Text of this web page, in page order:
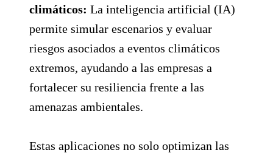
climáticos: La inteligencia artificial (IA)
permite simular escenarios y evaluar
riesgos asociados a eventos climáticos
extremos, ayudando a las empresas a
fortalecer su resiliencia frente a las
amenazas ambientales.
Estas aplicaciones no solo optimizan las